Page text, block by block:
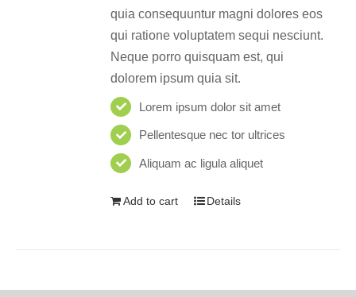
quia consequuntur magni dolores eos
qui ratione voluptatem sequi nesciunt.
Neque porro quisquam est, qui
dolorem ipsum quia sit.
Lorem ipsum dolor sit amet
Pellentesque nec tor ultrices
Aliquam ac ligula aliquet
Add to cart Details